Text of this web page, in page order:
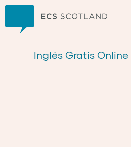
Inglés Gratis Online